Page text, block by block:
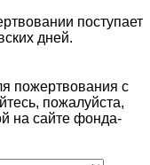
поступает
дней.
пожертвования с
пожалуйста,
на сайте фонда-